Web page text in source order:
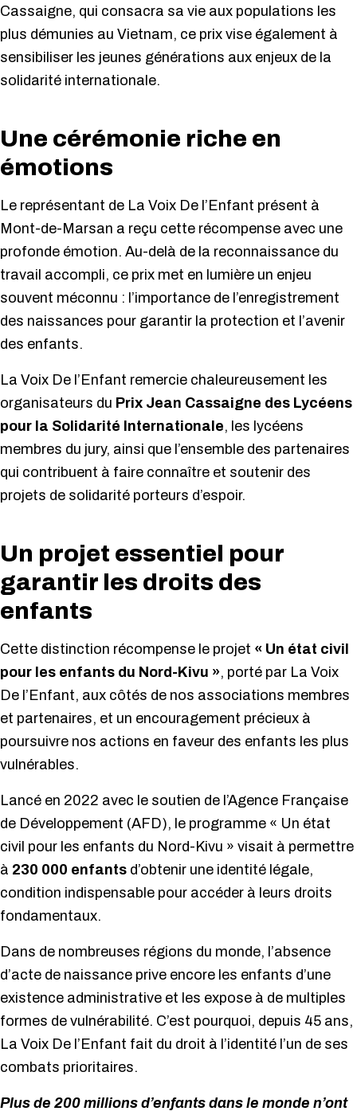
Cassaigne, qui consacra sa vie aux populations les
plus démunies au Vietnam, ce prix vise également à
sensibiliser les jeunes générations aux enjeux de la
solidarité internationale.
Une cérémonie riche en
émotions
Le représentant de La Voix De l’Enfant présent à
Mont-de-Marsan a reçu cette récompense avec une
profonde émotion. Au-delà de la reconnaissance du
travail accompli, ce prix met en lumière un enjeu
souvent méconnu : l’importance de l’enregistrement
des naissances pour garantir la protection et l’avenir
des enfants.
La Voix De l’Enfant remercie chaleureusement les
organisateurs du Prix Jean Cassaigne des Lycéens
pour la Solidarité Internationale, les lycéens
membres du jury, ainsi que l’ensemble des partenaires
qui contribuent à faire connaître et soutenir des
projets de solidarité porteurs d’espoir.
Un projet essentiel pour
garantir les droits des
enfants
Cette distinction récompense le projet « Un état civil
pour les enfants du Nord-Kivu », porté par La Voix
De l’Enfant, aux côtés de nos associations membres
et partenaires, et un encouragement précieux à
poursuivre nos actions en faveur des enfants les plus
vulnérables.
Lancé en 2022 avec le soutien de l’Agence Française
de Développement (AFD), le programme « Un état
civil pour les enfants du Nord-Kivu » visait à permettre
à 230 000 enfants d’obtenir une identité légale,
condition indispensable pour accéder à leurs droits
fondamentaux.
Dans de nombreuses régions du monde, l’absence
d’acte de naissance prive encore les enfants d’une
existence administrative et les expose à de multiples
formes de vulnérabilité. C’est pourquoi, depuis 45 ans,
La Voix De l’Enfant fait du droit à l’identité l’un de ses
combats prioritaires.
Plus de 200 millions d’enfants dans le monde n’ont